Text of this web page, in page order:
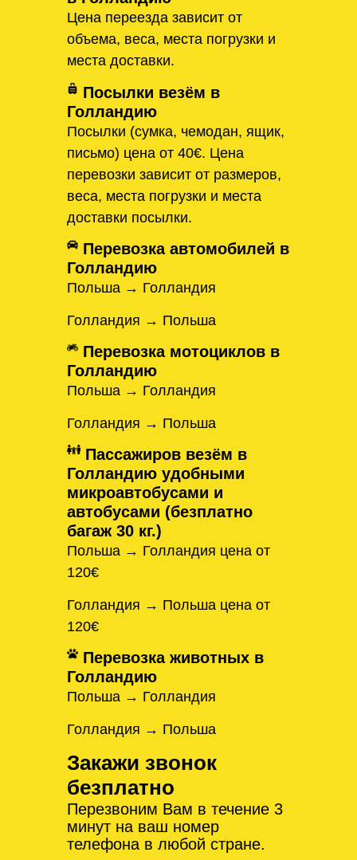
Цена переезда зависит от
объема, веса, места погрузки и
места доставки.
Посылки везём в
Голландию
Посылки (сумка, чемодан, ящик,
письмо) цена от 40€. Цена
перевозки зависит от размеров,
веса, места погрузки и места
доставки посылки.
Перевозка автомобилей в
Голландию
Польша → Голландия
Голландия → Польша
Перевозка мотоциклов в
Голландию
Польша → Голландия
Голландия → Польша
Пассажиров везём в
Голландию удобными
микроавтобусами и
автобусами (безплатно
багаж 30 кг.)
Польша → Голландия цена от
120€
Голландия → Польша цена от
120€
Перевозка животных в
Голландию
Польша → Голландия
Голландия → Польша
Закажи звонок
безплатно
Перезвоним Вам в течение 3
минут на ваш номер
телефона в любой стране.